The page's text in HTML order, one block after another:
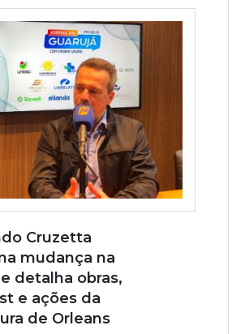
Cruzetta
mudança na
detalha obras,
e ações da
de Orleans